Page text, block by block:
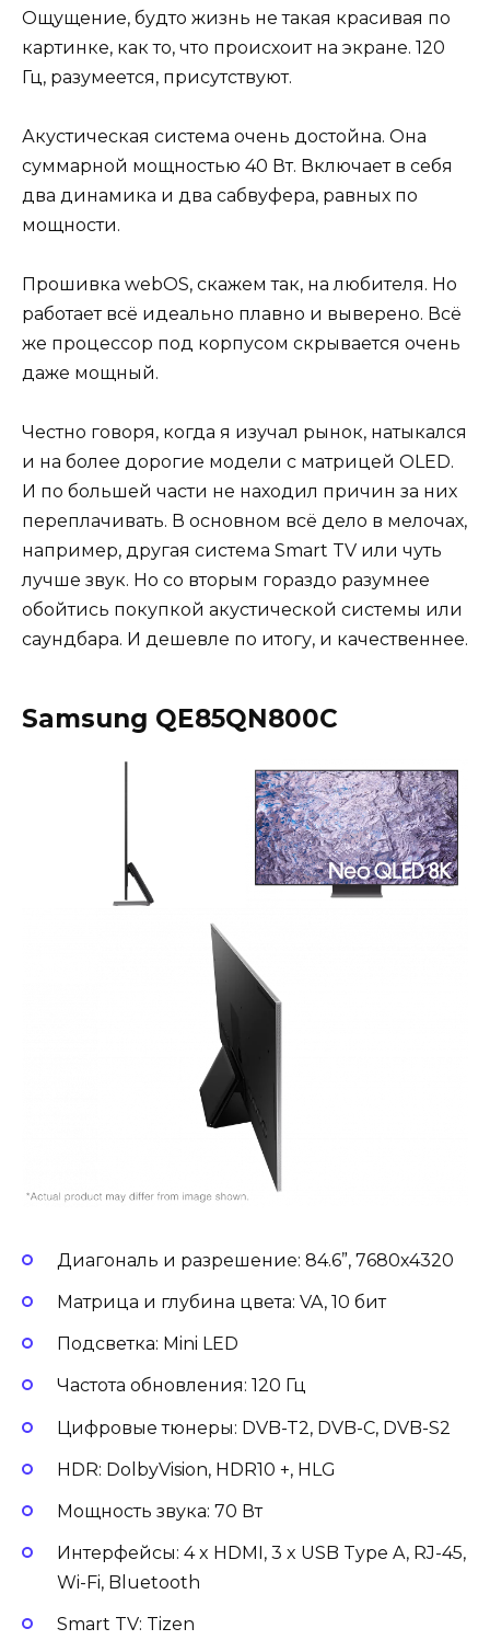
Ощущение, будто жизнь не такая красивая по
картинке, как то, что происхоит на экране. 120
Гц, разумеется, присутствуют.
Акустическая система очень достойна. Она
суммарной мощностью 40 Вт. Включает в себя
два динамика и два сабвуфера, равных по
мощности.
Прошивка webOS, скажем так, на любителя. Но
работает всё идеально плавно и выверено. Всё
же процессор под корпусом скрывается очень
даже мощный.
Честно говоря, когда я изучал рынок, натыкался
и на более дорогие модели с матрицей OLED.
И по большей части не находил причин за них
переплачивать. В основном всё дело в мелочах,
например, другая система Smart TV или чуть
лучше звук. Но со вторым гораздо разумнее
обойтись покупкой акустической системы или
саундбара. И дешевле по итогу, и качественнее.
Samsung QE85QN800C
Диагональ и разрешение: 84.6”, 7680х4320
Матрица и глубина цвета: VA, 10 бит
Подсветка: Mini LED
Частота обновления: 120 Гц
Цифровые тюнеры: DVB-T2, DVB-C, DVB-S2
HDR: DolbyVision, HDR10 +, HLG
Мощность звука: 70 Вт
Интерфейсы: 4 x HDMI, 3 x USB Type A, RJ-45,
Wi-Fi, Bluetooth
Smart TV: Tizen